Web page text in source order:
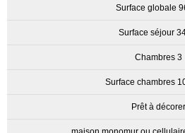
Surface globale
Surface séjour
Chambres 3
Surface chambres
Prêt à décorer